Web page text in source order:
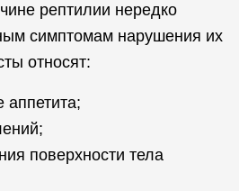
рептилии нередко
симптомам нарушения их
относят:
аппетита;
поверхности тела